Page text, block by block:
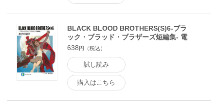
BLACK BLOOD BROTHERS(S)6-ブラ
ック・ブラッド・ブラザーズ短編集- 電
子書籍版
638円（税込）
試し読み
購入はこちら